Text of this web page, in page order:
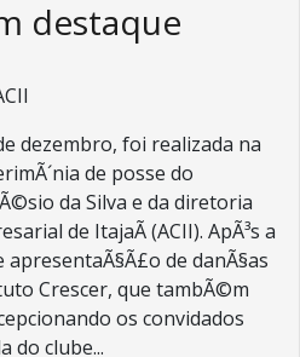
destaque
dezembro, foi realizada na
de posse do
da Silva e da diretoria
de ItajaÃ­ (ACII). ApÃ³s a
de danÃ§as
Crescer, que tambÃ©m
os convidados
do clube...